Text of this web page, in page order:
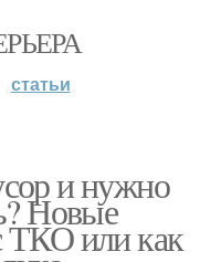
статьи
и нужно
Новые
ТКО или как